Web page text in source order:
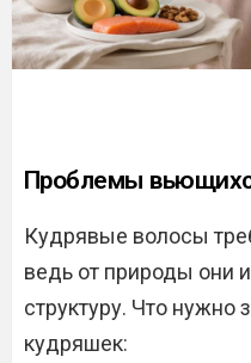
Проблемы
Кудрявые волосы
ведь от природы они
структуру. Что нужно
кудряшек: